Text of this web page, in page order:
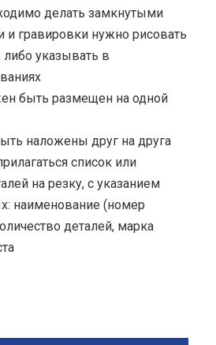
делать замкнутыми
и гравировки нужно рисовать
указывать в
быть размещен на одной
наложены друг на друга
список или
на резку, с указанием
наименование (номер
деталей, марка